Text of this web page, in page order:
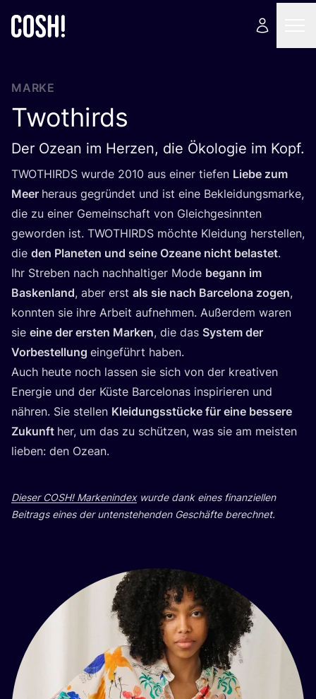
MARKE
Twothirds
Der Ozean im Herzen, die Ökologie im Kopf.
TWOT­HIRDS wur­de 2010 aus einer tie­fen Lie­be zum
Meer her­aus gegrün­det und ist eine Beklei­dungs­mar­ke,
die zu einer Gemein­schaft von Gleich­ge­sinn­ten
gewor­den ist. TWOT­HIRDS möch­te Klei­dung her­stel­len,
die den Pla­ne­ten und sei­ne Ozea­ne nicht belas­tet.
Ihr Stre­ben nach nach­hal­ti­ger Mode begann im
Bas­ken­land, aber erst als sie nach Bar­ce­lo­na zogen,
konn­ten sie ihre Arbeit auf­neh­men. Außer­dem waren
sie eine der ers­ten Mar­ken, die das Sys­tem der
Vor­be­stel­lung ein­ge­führt haben.
Auch heu­te noch las­sen sie sich von der krea­ti­ven
Ener­gie und der Küs­te Bar­ce­lo­nas inspi­rie­ren und
näh­ren. Sie stel­len Klei­dungs­stü­cke für eine bes­se­re
Zukunft her, um das zu schüt­zen, was sie am meis­ten
lie­ben: den Ozean.
Die­ser COSH! Mar­ken­in­dexwur­de dank eines finan­zi­el­len
Bei­trags eines der unten­ste­hen­den Geschäf­te berechnet.